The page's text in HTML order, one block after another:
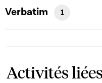
Verbatim 1
Activités